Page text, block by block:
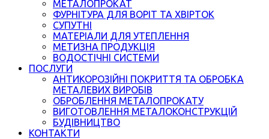
МЕТАЛОПРОКАТ
ФУРНІТУРА ДЛЯ ВОРІТ ТА ХВІРТОК
СУПУТНІ
МАТЕРІАЛИ ДЛЯ УТЕПЛЕННЯ
МЕТИЗНА ПРОДУКЦІЯ
ВОДОСТІЧНІ СИСТЕМИ
ПОСЛУГИ
АНТИКОРОЗІЙНІ ПОКРИТТЯ ТА ОБРОБКА
МЕТАЛЕВИХ ВИРОБІВ
ОБРОБЛЕННЯ МЕТАЛОПРОКАТУ
ВИГОТОВЛЕННЯ МЕТАЛОКОНСТРУКЦІЙ
БУДІВНИЦТВО
КОНТАКТИ